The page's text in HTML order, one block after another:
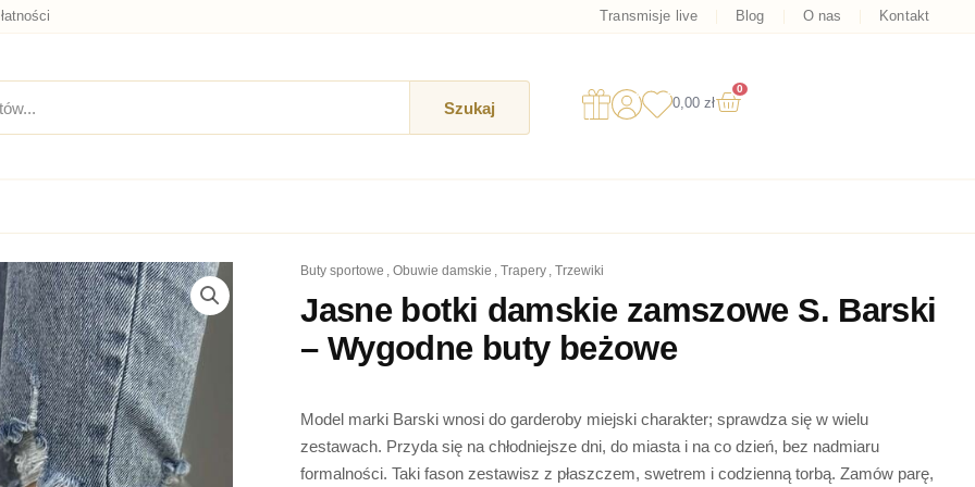
Transmisje live Blog O nas Kontakt
Szukaj 0,00 zł
0
Wózek
buty sportowe , obuwie damskie , trapery , trzewiki
Jasne botki damskie zamszowe S. Barski
– Wygodne buty beżowe
Model marki Barski wnosi do garderoby miejski charakter; sprawdza się w wielu
zestawach. Przyda się na chłodniejsze dni, do miasta i na co dzień, bez nadmiaru
formalności. Taki fason zestawisz z płaszczem, swetrem i codzienną torbą. Zamów parę,